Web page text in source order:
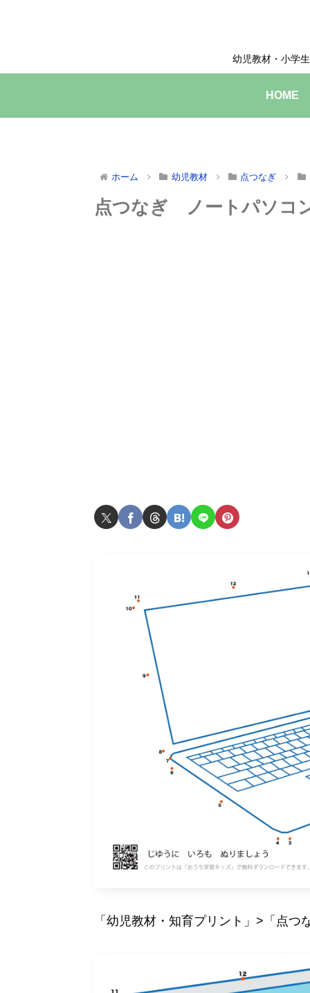
幼児教材・小学
HOME
ホーム 幼児教材 点つなぎ
点つなぎ ノートパソコ
「幼児教材・知育プリント」>「点つ